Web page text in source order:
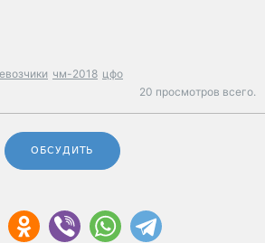
чм-2018 цфо
20 просмотров всего.
ОБСУДИТЬ